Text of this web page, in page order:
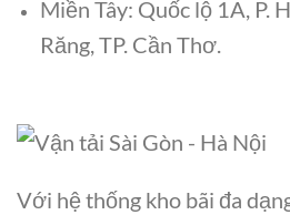
Miền Tây: Quốc lộ 1A, P.
Răng, TP. Cần Thơ.
Với hệ thống kho bãi đa